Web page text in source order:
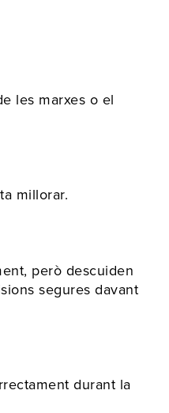
les marxes o el
millorar.
però descuiden
segures davant
durant la